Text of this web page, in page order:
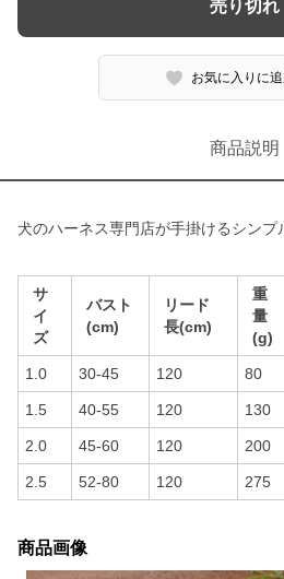
売り切れ
お気に入りに
商品説明
犬のハーネス専門店が手掛けるシンプ
サ
イ
ズ
バスト
(cm)
リード
長(cm)
重
量
(g)
1.0 30-45 120 80
1.5 40-55 120 130
2.0 45-60 120 200
2.5 52-80 120 275
商品画像